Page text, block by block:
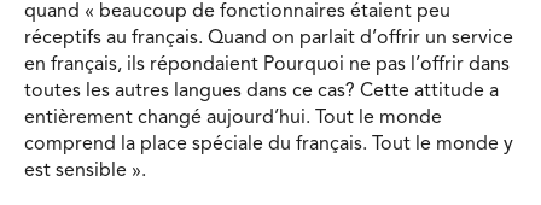
quand « beaucoup de fonctionnaires étaient peu
réceptifs au français. Quand on parlait d’offrir un service
en français, ils répondaient Pourquoi ne pas l’offrir dans
toutes les autres langues dans ce cas? Cette attitude a
entièrement changé aujourd’hui. Tout le monde
comprend la place spéciale du français. Tout le monde y
est sensible ».